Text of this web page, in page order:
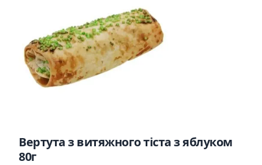
Вертута з витяжного тіста з яблуком
80г